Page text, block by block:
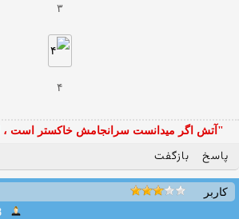
۳
۴
"آتش اگر ميدانست سرانجامش خاكستر است ،
پاسخ بازگفت
کاربر